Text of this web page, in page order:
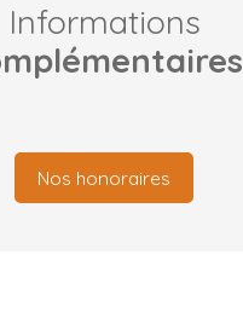
Informations
Nos honoraires